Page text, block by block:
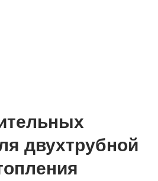
двухтрубной